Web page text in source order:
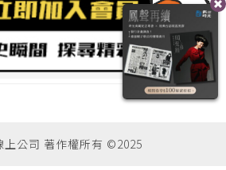
上公司 著作權所有 ©2025